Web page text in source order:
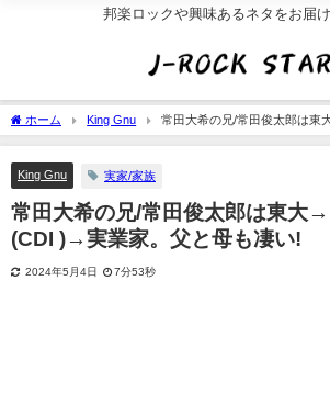
邦楽ロックや興味あるネタをお届け
ホーム King Gnu
常田大希の兄/常田俊太郎は東
業家。父と母も凄い!
King Gnu 実家/家族
常田大希の兄/常田俊太郎は東大
(CDI )→実業家。父と母も凄い!
2024年5月4日 7分53秒